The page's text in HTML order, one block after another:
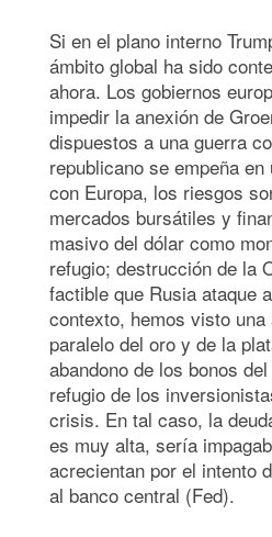
Si en el plano interno
ámbito global ha sido
ahora. Los gobiernos
impedir la anexión de
dispuestos a una guerra
republicano se empeña
con Europa, los riesgos
mercados bursátiles y
masivo del dólar como
refugio; destrucción de la
factible que Rusia ataque
contexto, hemos visto
paralelo del oro y de la
abandono de los bonos
refugio de los
crisis. En tal caso, la
es muy alta, sería
acrecientan por el intento
al banco central (Fed).